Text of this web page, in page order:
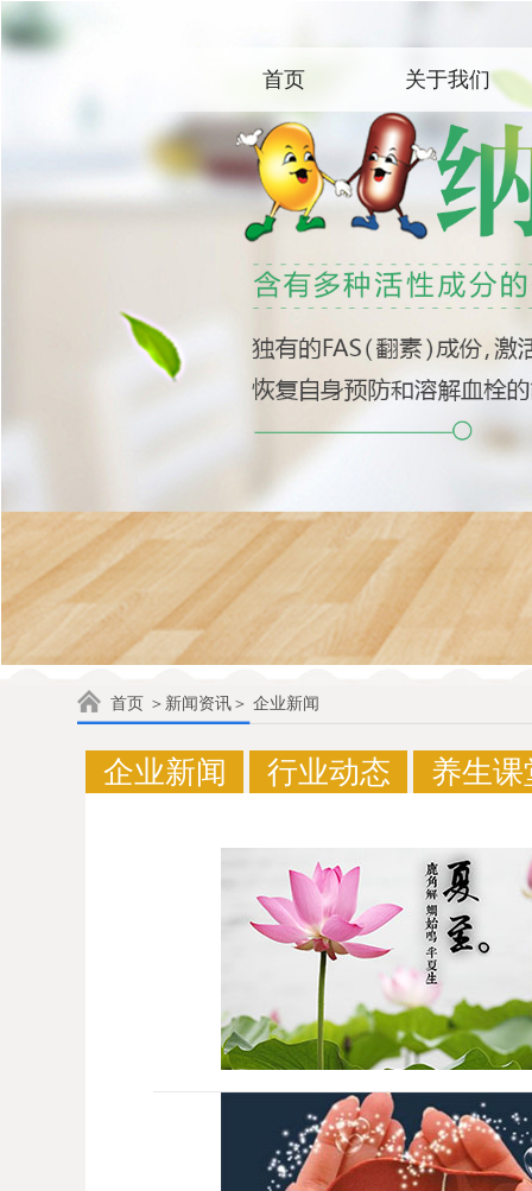
首页 关于我们
首页 ＞ 新闻资讯＞ 企业新闻
企业新闻 行业动态 养生课